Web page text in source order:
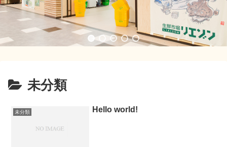
未分類
未分類 Hello world!